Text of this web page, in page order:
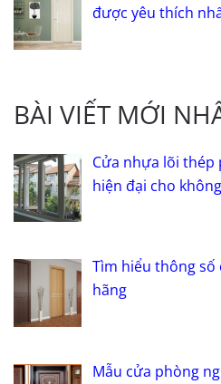
được yêu thích
BÀI VIẾT MỚI
Cửa nhựa lõi thép
hiện đại cho
Tìm hiểu thông
hãng
Mẫu cửa phòng